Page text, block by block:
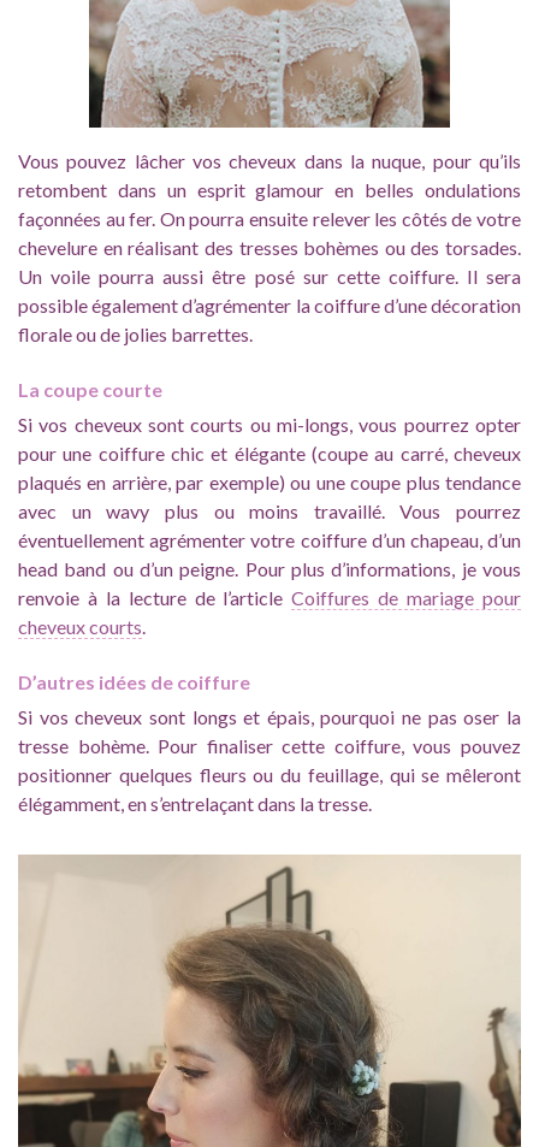
Vous pouvez lâcher vos cheveux dans la nuque, pour qu’ils
retombent dans un esprit glamour en belles ondulations
façonnées au fer. On pourra ensuite relever les côtés de votre
chevelure en réalisant des tresses bohèmes ou des torsades.
Un voile pourra aussi être posé sur cette coiffure. Il sera
possible également d’agrémenter la coiffure d’une décoration
florale ou de jolies barrettes.
La coupe courte
Si vos cheveux sont courts ou mi-longs, vous pourrez opter
pour une coiffure chic et élégante (coupe au carré, cheveux
plaqués en arrière, par exemple) ou une coupe plus tendance
avec un wavy plus ou moins travaillé. Vous pourrez
éventuellement agrémenter votre coiffure d’un chapeau, d’un
head band ou d’un peigne. Pour plus d’informations, je vous
renvoie à la lecture de l’articleCoiffures de mariage pour
cheveux courts.
D’autres idées de coiffure
Si vos cheveux sont longs et épais, pourquoi ne pas oser la
tresse bohème. Pour finaliser cette coiffure, vous pouvez
positionner quelques fleurs ou du feuillage, qui se mêleront
élégamment, en s’entrelaçant dans la tresse.